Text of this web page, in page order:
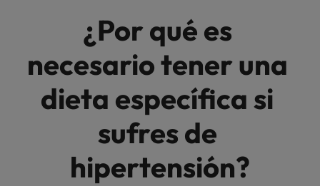
¿Por qué es
necesario tener una
dieta específica si
sufres de
hipertensión?